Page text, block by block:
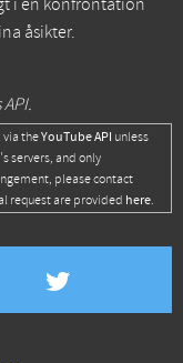
i en konfrontation
åsikter.
via theYouTube API unless
servers, and only
please contact
request are provided here.